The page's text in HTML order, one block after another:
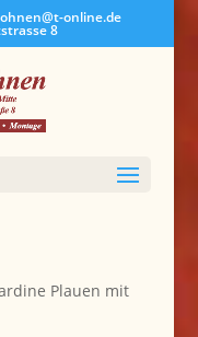
online.de
8
Plauen mit